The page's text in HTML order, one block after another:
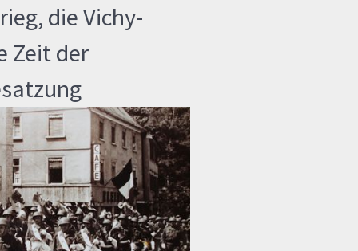
die Vichy-
Zeit der